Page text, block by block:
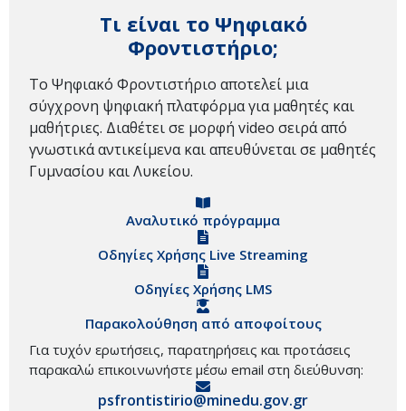
Τι είναι το Ψηφιακό
Φροντιστήριο;
Το Ψηφιακό Φροντιστήριο αποτελεί μια
σύγχρονη ψηφιακή πλατφόρμα για μαθητές και
μαθήτριες. Διαθέτει σε μορφή video σειρά από
γνωστικά αντικείμενα και απευθύνεται σε μαθητές
Γυμνασίου και Λυκείου.
Αναλυτικό πρόγραμμα
Οδηγίες Χρήσης Live Streaming
Οδηγίες Χρήσης LMS
Παρακολούθηση από αποφοίτους
Για τυχόν ερωτήσεις, παρατηρήσεις και προτάσεις
παρακαλώ επικοινωνήστε μέσω email στη διεύθυνση:
psfrontistirio@minedu.gov.gr